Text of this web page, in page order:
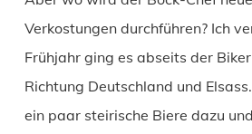
Verkostungen durchführen? Ich
Frühjahr ging es abseits der
Richtung Deutschland und
ein paar steirische Biere dazu